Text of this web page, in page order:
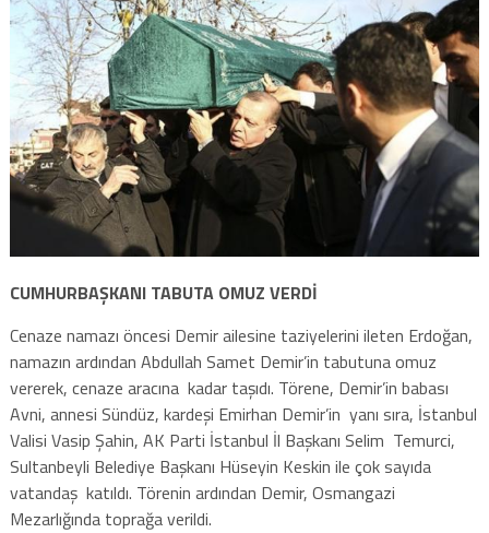
CUMHURBAŞKANI TABUTA OMUZ VERDİ
Cenaze namazı öncesi Demir ailesine taziyelerini ileten Erdoğan,
namazın ardından Abdullah Samet Demir’in tabutuna omuz
vererek, cenaze aracına kadar taşıdı. Törene, Demir’in babası
Avni, annesi Sündüz, kardeşi Emirhan Demir’in yanı sıra, İstanbul
Valisi Vasip Şahin, AK Parti İstanbul İl Başkanı Selim Temurci,
Sultanbeyli Belediye Başkanı Hüseyin Keskin ile çok sayıda
vatandaş katıldı. Törenin ardından Demir, Osmangazi
Mezarlığında toprağa verildi.